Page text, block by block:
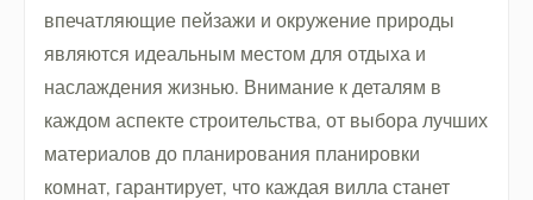
впечатляющие пейзажи и окружение природы
являются идеальным местом для отдыха и
наслаждения жизнью. Внимание к деталям в
каждом аспекте строительства, от выбора лучших
материалов до планирования планировки
комнат, гарантирует, что каждая вилла станет